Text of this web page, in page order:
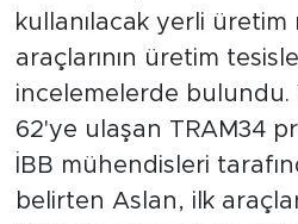
kullanılacak yerli
araçlarının üretim
incelemelerde bulundu.
62'ye ulaşan TRAM34
İBB mühendisleri
belirten Aslan, ilk